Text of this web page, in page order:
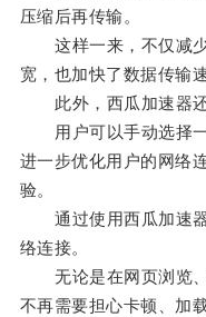
压缩后再传输。
这样一来，不仅减少
宽，也加快了数据传输速
此外，西瓜加速器还
用户可以手动选择一
进一步优化用户的网络
验。
通过使用西瓜加速器
络连接。
无论是在网页浏览、
不再需要担心卡顿、加